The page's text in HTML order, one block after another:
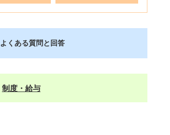
よくある質問と回答
制度・給与